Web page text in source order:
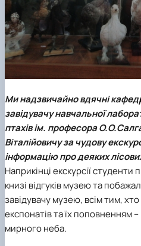
Ми надзвичайно вдячні
завідувачу навчальної
птахів ім. професора
Віталійовичуза чудову
інформацію про деяких
Наприкінці екскурсії
книзі відгуків музею та
завідувачу музею, всім тим,
експонатів та їх поповненням
мирного неба.